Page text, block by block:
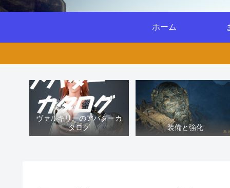
ホーム
ヴァルキリーのアバターカ
タログ
装備と強化